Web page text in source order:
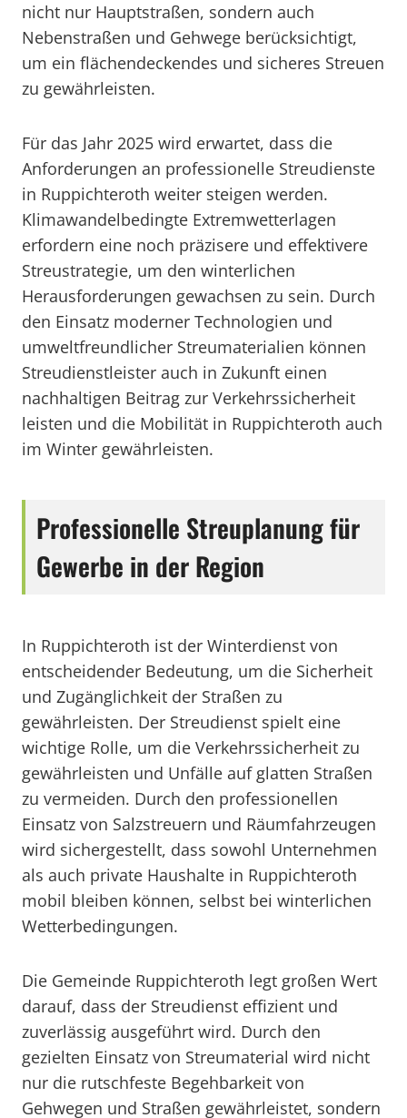
nicht nur Hauptstraßen, sondern auch
Nebenstraßen und Gehwege berücksichtigt,
um ein flächendeckendes und sicheres Streuen
zu gewährleisten.
Für das Jahr 2025 wird erwartet, dass die
Anforderungen an professionelle Streudienste
in Ruppichteroth weiter steigen werden.
Klimawandelbedingte Extremwetterlagen
erfordern eine noch präzisere und effektivere
Streustrategie, um den winterlichen
Herausforderungen gewachsen zu sein. Durch
den Einsatz moderner Technologien und
umweltfreundlicher Streumaterialien können
Streudienstleister auch in Zukunft einen
nachhaltigen Beitrag zur Verkehrssicherheit
leisten und die Mobilität in Ruppichteroth auch
im Winter gewährleisten.
Professionelle Streuplanung für
Gewerbe in der Region
In Ruppichteroth ist der Winterdienst von
entscheidender Bedeutung, um die Sicherheit
und Zugänglichkeit der Straßen zu
gewährleisten. Der Streudienst spielt eine
wichtige Rolle, um die Verkehrssicherheit zu
gewährleisten und Unfälle auf glatten Straßen
zu vermeiden. Durch den professionellen
Einsatz von Salzstreuern und Räumfahrzeugen
wird sichergestellt, dass sowohl Unternehmen
als auch private Haushalte in Ruppichteroth
mobil bleiben können, selbst bei winterlichen
Wetterbedingungen.
Die Gemeinde Ruppichteroth legt großen Wert
darauf, dass der Streudienst effizient und
zuverlässig ausgeführt wird. Durch den
gezielten Einsatz von Streumaterial wird nicht
nur die rutschfeste Begehbarkeit von
Gehwegen und Straßen gewährleistet, sondern